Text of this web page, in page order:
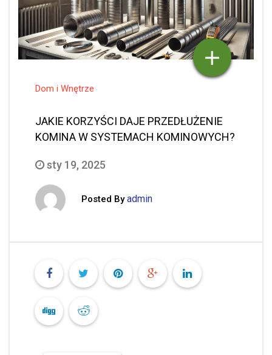
Dom i Wnętrze
JAKIE KORZYŚCI DAJE PRZEDŁUŻENIE
KOMINA W SYSTEMACH KOMINOWYCH?
sty 19, 2025
Posted By admin